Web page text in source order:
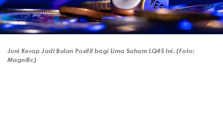
Juni Kerap Jadi Bulan Positif bagi Lima Saham LQ45 Ini. (Foto:
Magnific)